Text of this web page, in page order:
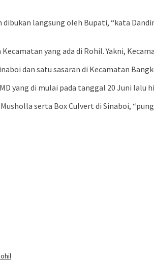
langsung oleh Bupati, “kata
yang ada di Rohil. Yakni,
dan satu sasaran di Kecamatan
yang di mulai pada tanggal 20 Juni lalu
serta Box Culvert di Sinaboi,